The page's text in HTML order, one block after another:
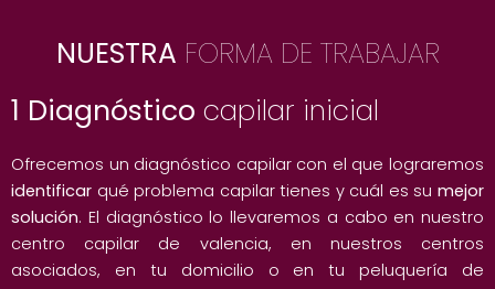
NUESTRA FORMA DE TRABAJAR
1 Diagnóstico capilar inicial
Ofrecemos un diagnóstico capilar con el que lograremos
identificar qué problema capilar tienes y cuál es su mejor
solución. El diagnóstico lo llevaremos a cabo en nuestro
centro capilar de valencia, en nuestros centros
asociados, en tu domicilio o en tu peluquería de